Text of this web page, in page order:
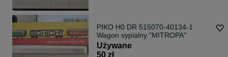
PIKO H0 DR 515070-40134-1
Wagon sypialny "MITROPA"
Używane
50 zł